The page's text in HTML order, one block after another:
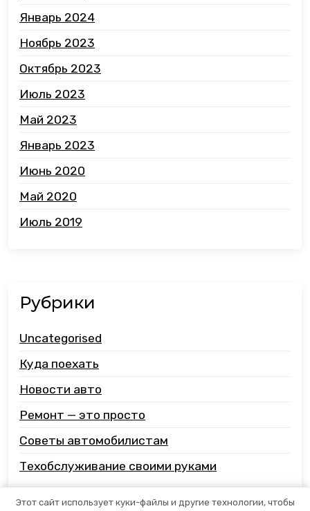
Январь 2024
Ноябрь 2023
Октябрь 2023
Июль 2023
Май 2023
Январь 2023
Июнь 2020
Май 2020
Июль 2019
Рубрики
Uncategorised
Куда поехать
Новости авто
Ремонт — это просто
Советы автомобилистам
Техобслуживание своими руками
Этот сайт использует куки-файлы и другие технологии, чтобы